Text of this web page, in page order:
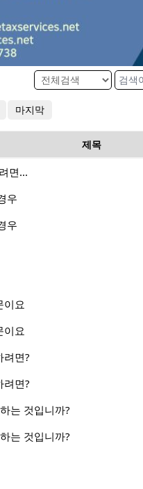
마지막
제목
면...
우
우
이요
이요
려면?
려면?
는 것입니까?
는 것입니까?